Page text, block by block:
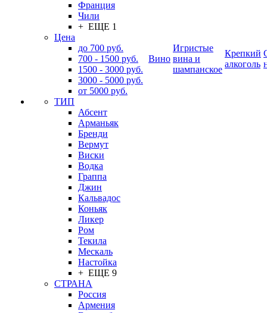
Франция
Чили
+ ЕЩЕ 1
Цена
до 700 руб.
700 - 1500 руб.
1500 - 3000 руб.
3000 - 5000 руб.
от 5000 руб.
ТИП
Абсент
Арманьяк
Бренди
Вермут
Виски
Водка
Граппа
Джин
Кальвадос
Коньяк
Ликер
Ром
Текила
Мескаль
Настойка
+ ЕЩЕ 9
СТРАНА
Россия
Армения
Вино
Игристые
вина и
шампанское
Крепкий
алкоголь